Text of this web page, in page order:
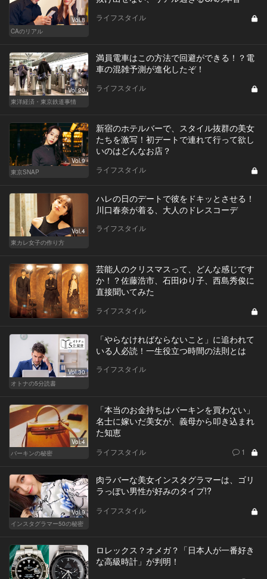
Vol.8
CAのリアル
ライフスタイル
Vol.20
東洋経済・東京鉄道事情
満員電車はこの方法で回避ができる！？電
車の混雑予測が進化したぞ！
ライフスタイル
Vol.9
東京SNAP
新宿のホテルバーで、スタイル抜群の美女
たちを激写！初デートで連れて行って欲し
いのはどんなお店？
ライフスタイル
Vol.4
東カレ女子の作り方
ハレの日のデートで彼をドキッとさせる！
川口春奈が着る、大人のドレスコーデ
ライフスタイル
芸能人のクリスマスって、どんな感じです
か！？佐藤浩市、石田ゆり子、西島秀俊に
直接聞いてみた
ライフスタイル
Vol.30
オトナの5分読書
「やらなければならないこと」に追われて
いる人必読！一生役立つ時間の法則とは
ライフスタイル
Vol.4
バーキンの秘密
「本当のお金持ちはバーキンを買わない」
名士に嫁いだ美女が、義母から叩き込まれ
た知恵
ライフスタイル 1
Vol.9
インスタグラマー50の秘密
肉ラバーな美女インスタグラマーは、ゴリ
ラっぽい男性が好みのタイプ!?
ライフスタイル
ロレックス？オメガ？「日本人が一番好き
な高級時計」が判明！